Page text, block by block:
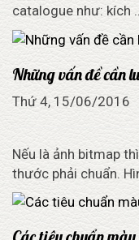
catalogue như: kích
Những vấn đề cần
Thứ 4, 15/06/2016
Nếu là ảnh bitmap
thước phải chuẩn.